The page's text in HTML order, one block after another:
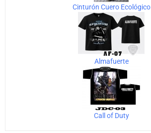
Cinturón Cuero Ecológico
Almafuerte
Call of Duty